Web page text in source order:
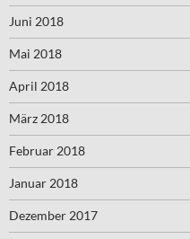
Juni 2018
Mai 2018
April 2018
März 2018
Februar 2018
Januar 2018
Dezember 2017